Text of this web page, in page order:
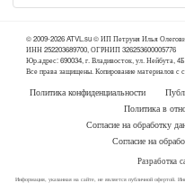
© 2009-2026 ATVL.su © ИП Петруня Илья
ИНН 252203689700, ОГРНИП 326253600005776
Юр.адрес: 690034, г. Владивосток, ул. Нейбута,
Все права защищены. Копирование материалов с
Политика конфиденциальности
Политика в
Согласие на обработку
Согласие на
Разработка
Информация, указанная на сайте, не является публичной офертой.